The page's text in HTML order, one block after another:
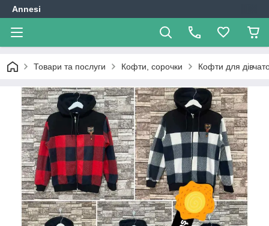
Annesi
Товари та послуги Кофти, сорочки Кофти для